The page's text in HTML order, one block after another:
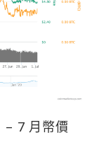
7 月幣價